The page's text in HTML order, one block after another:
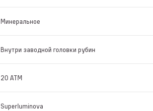
Минеральное
Внутри заводной головки рубин
20 ATM
Superluminova